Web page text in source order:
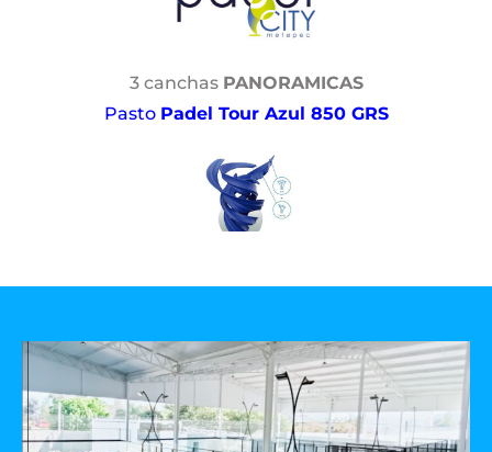
3 canchas PANORAMICAS
Pasto Padel Tour Azul 850 GRS